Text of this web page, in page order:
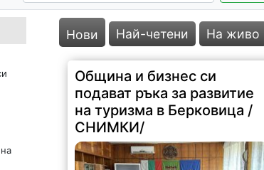
Нови Най-четени На живо
Община и бизнес си
подават ръка за развитие
на туризма в Берковица /
СНИМКИ/